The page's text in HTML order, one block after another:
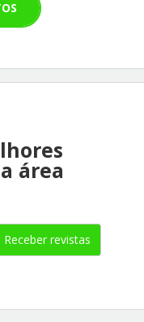
área
Receber revistas